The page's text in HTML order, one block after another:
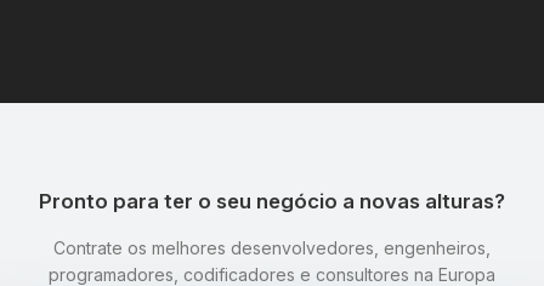
Pronto para ter o seu negócio a novas alturas?
Contrate os melhores desenvolvedores, engenheiros,
programadores, codificadores e consultores na Europa